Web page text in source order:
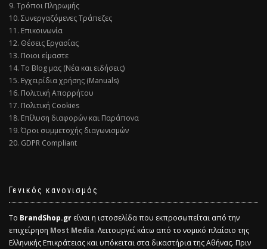
9. Τρόποι Πληρωμής
10. Συνεργαζόμενες Τράπεζες
11. Επικοινωνία
12. Θέσεις Εργασίας
13. Ποιοι είμαστε
14. Το Blog μας (Νέα και ειδήσεις)
15. Εγχειρίδια χρήσης (Manuals)
16. Πολιτική Απορρήτου
17. Πολιτική Cookies
18. Επίλυση διαφορών και Παράπονα
19. Όροι συμμετοχής διαγωνισμών
20. GDPR Compliant
Γενικός κανονισμός
Το BrandShop.gr είναι η ιστοσελίδα που εκπροσωπείται από την
επιχείρηση Most Media. Λειτουργεί κάτω από το νομικό πλαίσιο της
Ελληνικής Επικράτειας και υπόκειται στα δικαστήρια της Αθήνας. Πριν